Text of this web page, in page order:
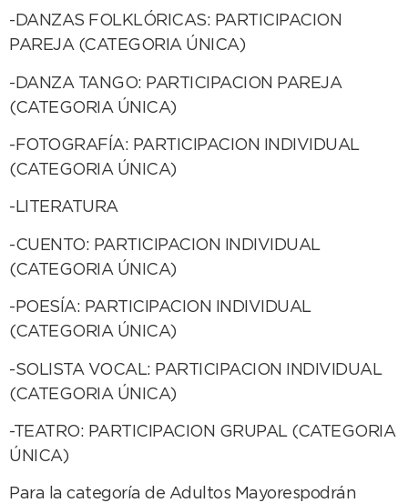
-DANZAS FOLKLÓRICAS: PARTICIPACION
PAREJA (CATEGORIA ÚNICA)
-DANZA TANGO: PARTICIPACION PAREJA
(CATEGORIA ÚNICA)
-FOTOGRAFÍA: PARTICIPACION INDIVIDUAL
(CATEGORIA ÚNICA)
-LITERATURA
-CUENTO: PARTICIPACION INDIVIDUAL
(CATEGORIA ÚNICA)
-POESÍA: PARTICIPACION INDIVIDUAL
(CATEGORIA ÚNICA)
-SOLISTA VOCAL: PARTICIPACION INDIVIDUAL
(CATEGORIA ÚNICA)
-TEATRO: PARTICIPACION GRUPAL (CATEGORIA
ÚNICA)
Para la categoría de Adultos Mayorespodrán